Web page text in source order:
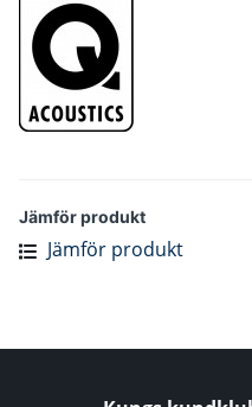
Jämför produkt
Jämför produkt